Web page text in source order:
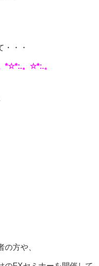
・・・
*☆*:.。☆*:.。
方や、